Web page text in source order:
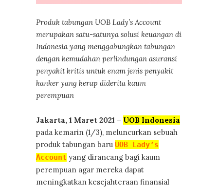
Produk tabungan UOB Lady’s Account
merupakan satu-satunya solusi keuangan di
Indonesia yang menggabungkan tabungan
dengan kemudahan perlindungan asuransi
penyakit kritis untuk enam jenis penyakit
kanker yang kerap diderita kaum
perempuan
Jakarta, 1 Maret 2021 – UOB Indonesia
pada kemarin (1/3), meluncurkan sebuah
produk tabungan baru UOB Lady’s
Account yang dirancang bagi kaum
perempuan agar mereka dapat
meningkatkan kesejahteraan finansial